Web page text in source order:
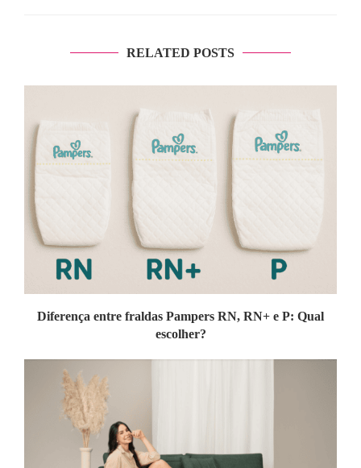
RELATED POSTS
Diferença entre fraldas Pampers RN, RN+ e P: Qual
escolher?